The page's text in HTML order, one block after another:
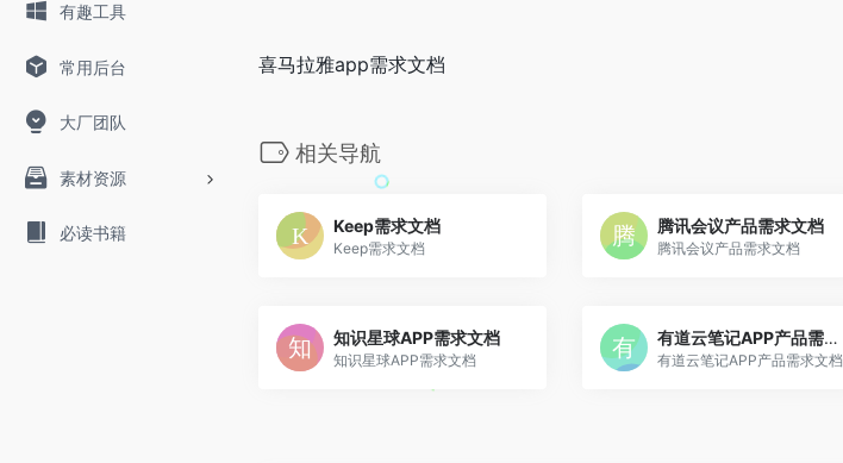
有趣工具
常用后台
大厂团队
素材资源
必读书籍
喜马拉雅app需求文档
相关导航
Keep需求文档
Keep需求文档
腾讯会议产品需求文档
腾讯会议产品需求文档
知识星球APP需求文档
知识星球APP需求文档
有道云笔记APP产品需求文档
有道云笔记APP产品需求文档